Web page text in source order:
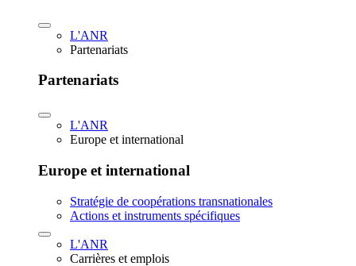
L'ANR
Partenariats
Partenariats
L'ANR
Europe et international
Europe et international
Stratégie de coopérations transnationales
Actions et instruments spécifiques
L'ANR
Carrières et emplois